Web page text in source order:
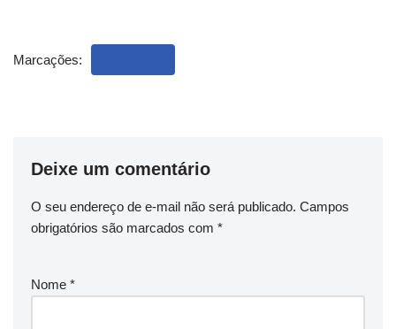
Marcações:
Deixe um comentário
O seu endereço de e-mail não será publicado. Campos
obrigatórios são marcados com *
Nome *